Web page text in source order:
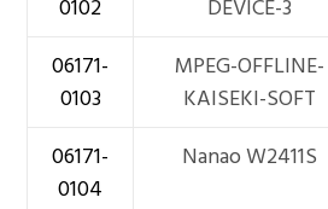
0102
DEVICE-3
06171-
0103
MPEG-OFFLINE-
KAISEKI-SOFT
06171-
0104
Nanao W2411S